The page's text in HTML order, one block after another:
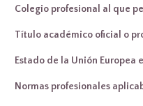
Colegio profesional al que
Título académico oficial o
Estado de la Unión
Normas profesionales